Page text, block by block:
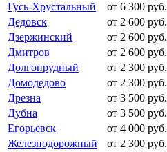
Гусь-Хрустальный
от 6 300 руб.
Дедовск
от 2 600 руб.
Дзержинский
от 2 600 руб.
Дмитров
от 2 600 руб.
Долгопрудный
от 2 300 руб.
Домодедово
от 2 300 руб.
Дрезна
от 3 500 руб.
Дубна
от 3 500 руб.
Егорьевск
от 4 000 руб.
Железнодорожный
от 2 300 руб.